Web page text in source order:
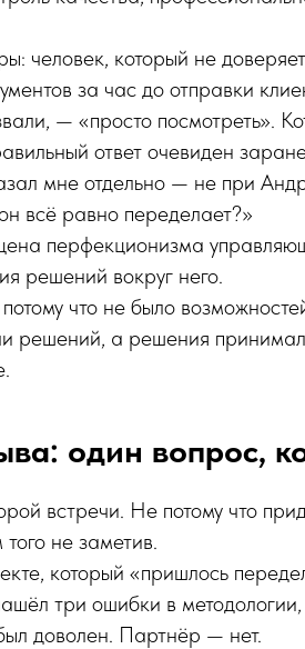
человек, который не
за час до отправки
— «просто посмотреть».
ответ очевиден
мне отдельно — не при
всё равно переделает?»
перфекционизма
решений вокруг него.
что не было
решений, а решения
один вопрос,
встречи. Не потому что
не заметив.
который «пришлось
три ошибки в
доволен. Партнёр — нет.